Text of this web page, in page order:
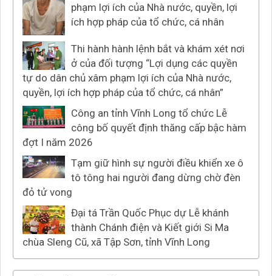
phạm lợi ích của Nhà nước, quyền, lợi
ích hợp pháp của tổ chức, cá nhân
Thi hành hành lệnh bắt và khám xét nơi
ở của đối tượng “Lợi dụng các quyền
tự do dân chủ xâm phạm lợi ích của Nhà nước,
quyền, lợi ích hợp pháp của tổ chức, cá nhân”
Công an tỉnh Vĩnh Long tổ chức Lễ
công bố quyết định thăng cấp bậc hàm
đợt I năm 2026
Tạm giữ hình sự người điều khiển xe ô
tô tông hai người đang dừng chờ đèn
đỏ tử vong
Đại tá Trần Quốc Phục dự Lễ khánh
thành Chánh điện và Kiết giới Si Ma
chùa Sleng Cũ, xã Tập Sơn, tỉnh Vĩnh Long